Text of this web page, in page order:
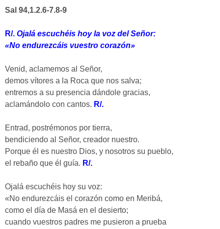
Sal 94,1.2.6-7.8-9
R/. Ojalá escuchéis hoy la voz del Señor:
«No endurezcáis vuestro corazón»
Venid, aclamemos al Señor,
demos vítores a la Roca que nos salva;
entremos a su presencia dándole gracias,
aclamándolo con cantos. R/.
Entrad, postrémonos por tierra,
bendiciendo al Señor, creador nuestro.
Porque él es nuestro Dios, y nosotros su pueblo,
el rebaño que él guía. R/.
Ojalá escuchéis hoy su voz:
«No endurezcáis el corazón como en Meribá,
como el día de Masá en el desierto;
cuando vuestros padres me pusieron a prueba